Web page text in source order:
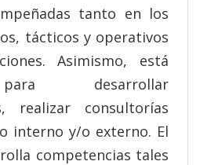
tanto en los
tácticos y operativos
Asimismo, está
desarrollar
realizar consultorías
interno y/o externo. El
competencias tales